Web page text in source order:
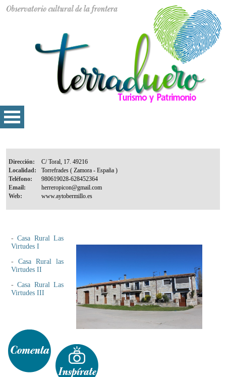
Dirección:
Localidad:
Teléfono:
Email:
Web:
-Casa Rural Las
Virtudes I
- Casa Rural las
Virtudes II
-Casa Rural Las
Virtudes III